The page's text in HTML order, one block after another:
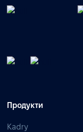
Продукти
Kadry